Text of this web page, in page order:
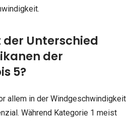
Unterschied
der
5?
allem in der Windgeschwindigkeit
Während Kategorie 1 meist